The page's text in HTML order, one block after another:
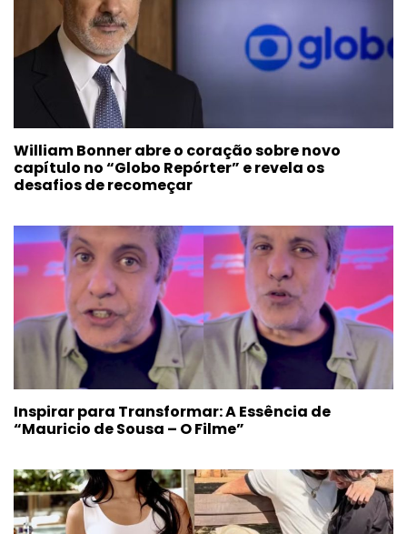
William Bonner abre o coração sobre novo
capítulo no “Globo Repórter” e revela os
desafios de recomeçar
Inspirar para Transformar: A Essência de
“Mauricio de Sousa – O Filme”